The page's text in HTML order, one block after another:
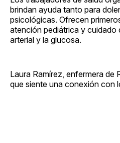
brindan ayuda tanto para
psicológicas. Ofrecen
atención pediátrica y cuidado
arterial y la glucosa.
Laura Ramírez, enfermera de
que siente una conexión con